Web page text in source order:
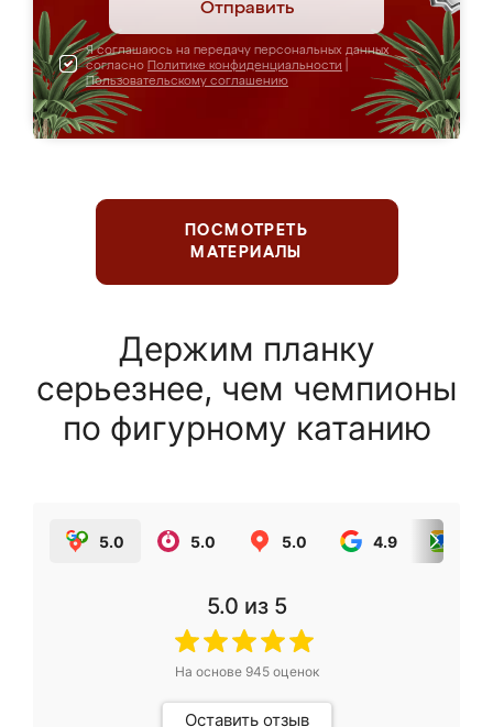
Отправить
Я соглашаюсь на передачу персональных данных
согласно Политике конфиденциальности
Пользовательскому соглашению
ПОСМОТРЕТЬ
МАТЕРИАЛЫ
Держим планку
серьезнее, чем чемпионы
по фигурному катанию
5.0 5.0 5.0 4.9
5.0 из 5
На основе 945оценок
Оставить отзыв